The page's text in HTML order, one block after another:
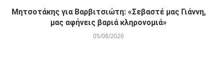
Μητσοτάκης για Βαρβιτσιώτη: «Σεβαστέ μας Γιάννη,
μας αφήνεις βαριά κληρονομιά»
05/08/2026